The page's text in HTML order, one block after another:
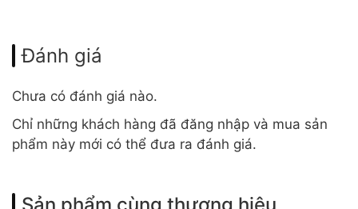
Đánh giá
Chưa có đánh giá nào.
Chỉ những khách hàng đã đăng nhập và mua sản
phẩm này mới có thể đưa ra đánh giá.